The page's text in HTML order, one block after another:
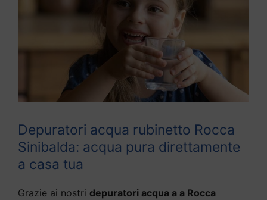
Depuratori acqua rubinetto Rocca
Sinibalda: acqua pura direttamente
a casa tua
Grazie ai nostri depuratori acqua a a Rocca